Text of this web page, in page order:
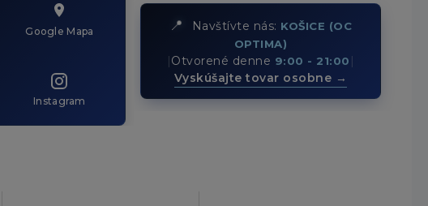
Google Mapa
Instagram
📍 Navštívte nás: KOŠICE (OC
OPTIMA)
Otvorené denne 9:00 - 21:00
Vyskúšajte tovar osobne →